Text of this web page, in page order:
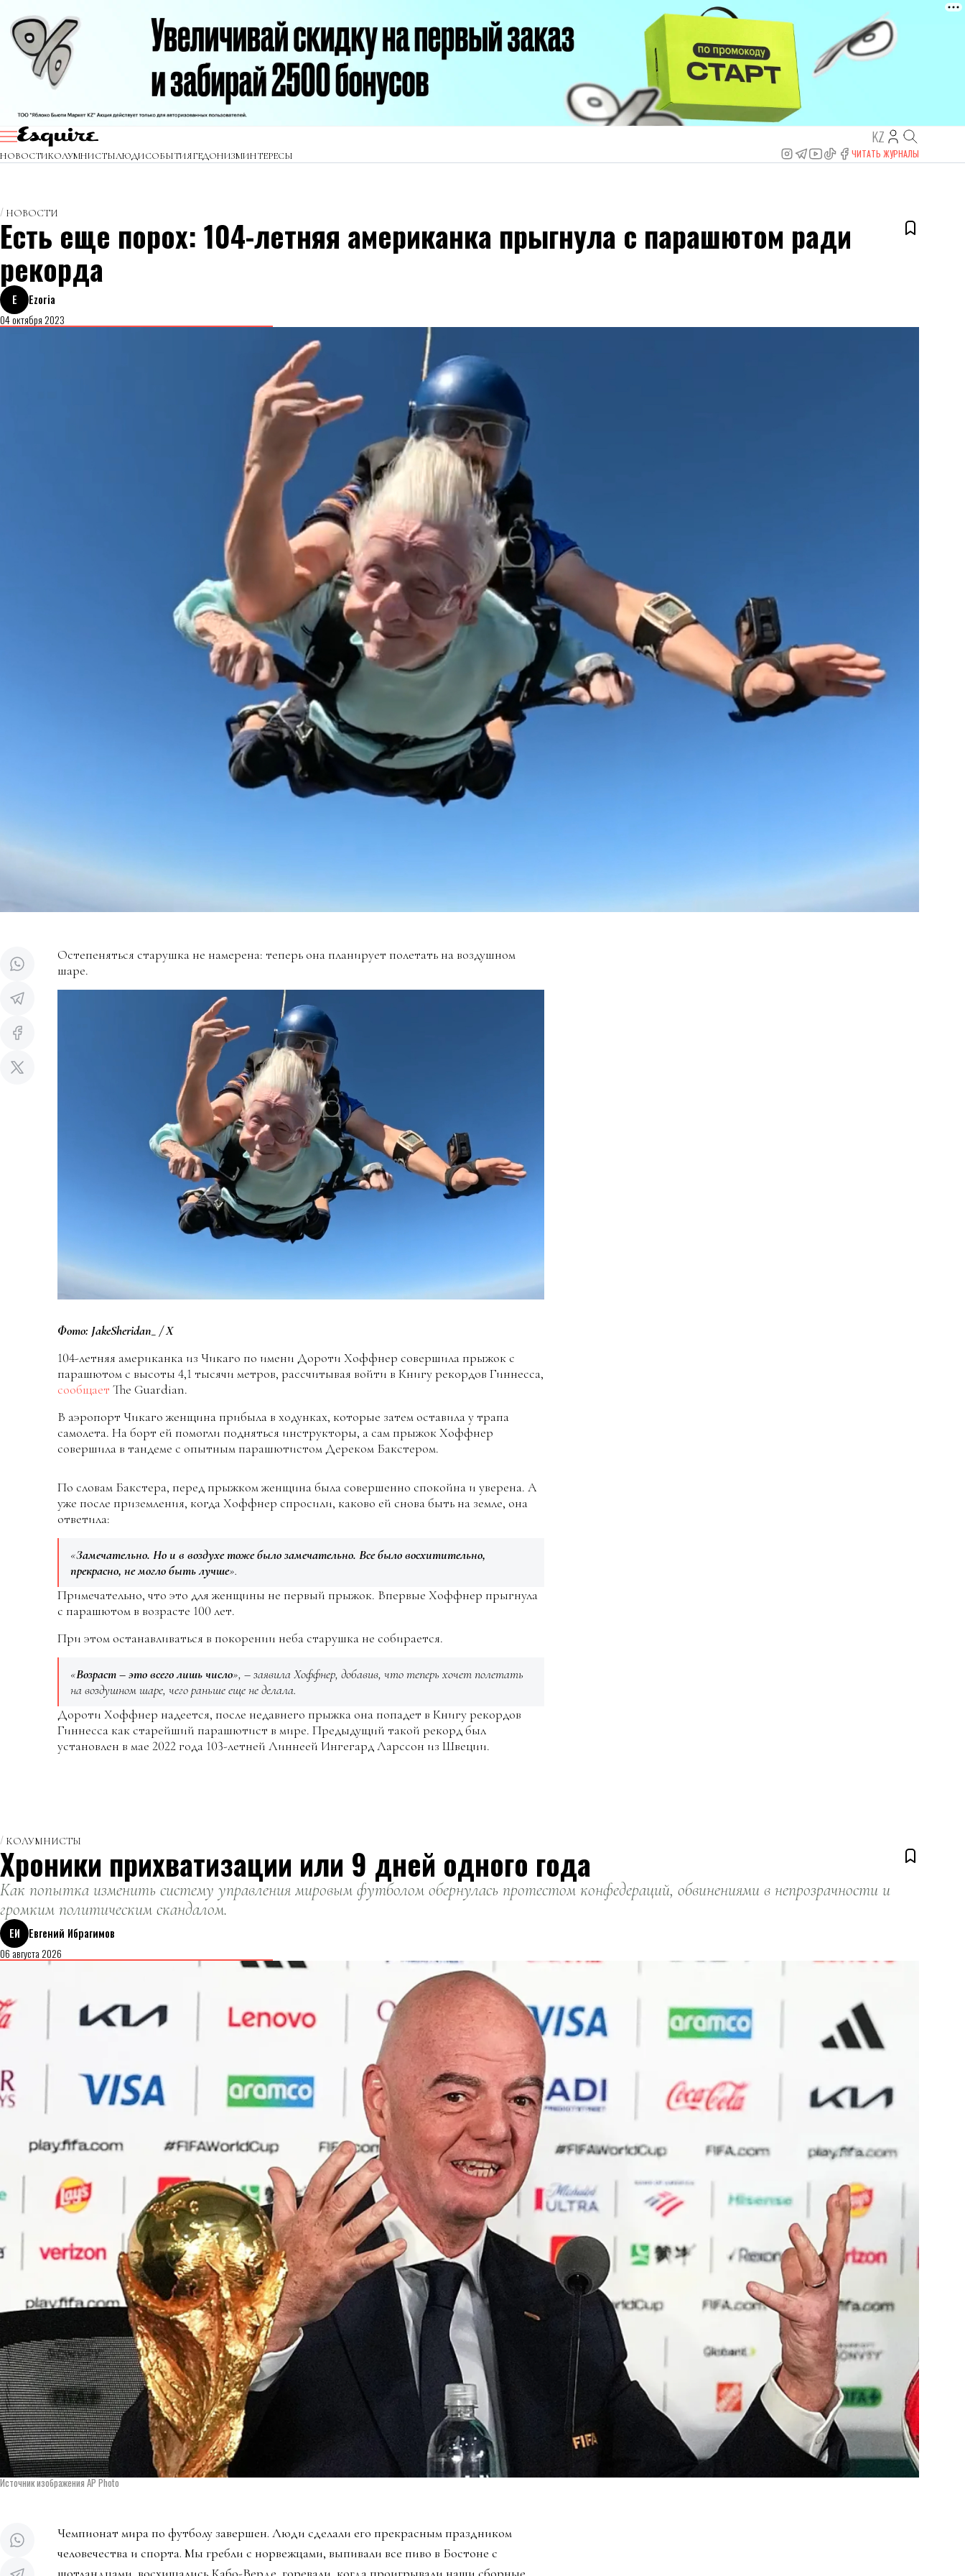
KZ
НОВОСТИКОЛУМНИСТЫЛЮДИСОБЫТИЯГЕДОНИЗМИНТЕРЕСЫ ЧИТАТЬ ЖУРНАЛЫ
НОВОСТИ
Есть еще порох: 104-летняя американка прыгнула с парашютом ради
рекорда
E
Ezoria
04 октября 2023
Остепеняться старушка не намерена: теперь она планирует полетать на воздушном
шаре.
Фото: JakeSheridan_ / Х
104-летняя американка из Чикаго по имени Дороти Хоффнер совершила прыжок с
парашютом с высоты 4,1 тысячи метров, рассчитывая войти в Книгу рекордов Гиннесса,
сообщает The Guardian.
В аэропорт Чикаго женщина прибыла в ходунках, которые затем оставила у трапа
самолета. На борт ей помогли подняться инструкторы, а сам прыжок Хоффнер
совершила в тандеме с опытным парашютистом Дереком Бакстером.
По словам Бакстера, перед прыжком женщина была совершенно спокойна и уверена. А
уже после приземления, когда Хоффнер спросили, каково ей снова быть на земле, она
ответила:
«Замечательно. Но и в воздухе тоже было замечательно. Все было восхитительно,
прекрасно, не могло быть лучше».
Примечательно, что это для женщины не первый прыжок. Впервые Хоффнер прыгнула
с парашютом в возрасте 100 лет.
При этом останавливаться в покорении неба старушка не собирается.
«Возраст – это всего лишь число», – заявила Хоффнер, добавив, что теперь хочет полетать
на воздушном шаре, чего раньше еще не делала.
Дороти Хоффнер надеется, после недавнего прыжка она попадет в Книгу рекордов
Гиннесса как старейший парашютист в мире. Предыдущий такой рекорд был
установлен в мае 2022 года 103-летней Линнеей Ингегард Ларссон из Швеции.
КОЛУМНИСТЫ
Хроники прихватизации или 9 дней одного года
Как попытка изменить систему управления мировым футболом обернулась протестом конфедераций, обвинениями в непрозрачности и
громким политическим скандалом.
ЕИ
Евгений Ибрагимов
06 августа 2026
Источник изображения AP Photo
Чемпионат мира по футболу завершен. Люди сделали его прекрасным праздником
человечества и спорта. Мы гребли с норвежцами, выпивали все пиво в Бостоне с